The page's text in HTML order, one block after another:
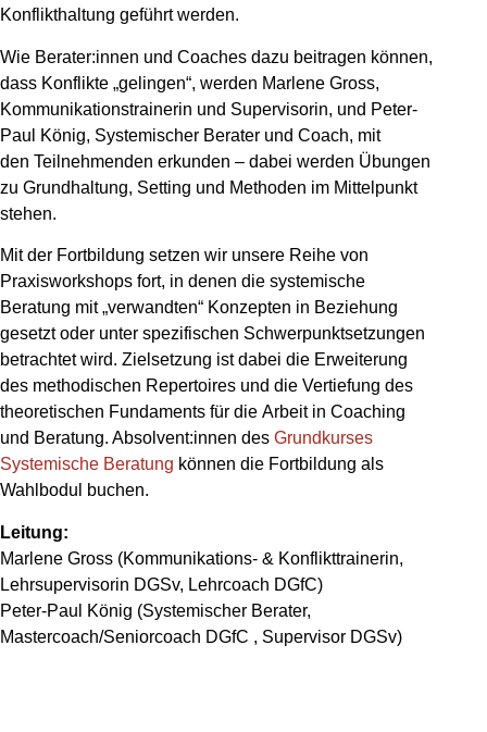
Konflikthaltung geführt werden.
Wie Berater:innen und Coaches dazu beitragen können,
dass Konflikte „gelingen“, werden Marlene Gross,
Kommunikationstrainerin und Supervisorin, und Peter-
Paul König, Systemischer Berater und Coach, mit
den Teilnehmenden erkunden – dabei werden Übungen
zu Grundhaltung, Setting und Methoden im Mittelpunkt
stehen.
Mit der Fortbildung setzen wir unsere Reihe von
Praxisworkshops fort, in denen die systemische
Beratung mit „verwandten“ Konzepten in Beziehung
gesetzt oder unter spezifischen Schwerpunktsetzungen
betrachtet wird. Zielsetzung ist dabei die Erweiterung
des methodischen Repertoires und die Vertiefung des
theoretischen Fundaments für die Arbeit in Coaching
und Beratung. Absolvent:innen des Grundkurses
Systemische Beratung können die Fortbildung als
Wahlbodul buchen.
Leitung:
Marlene Gross (Kommunikations- & Konflikttrainerin,
Lehrsupervisorin DGSv, Lehrcoach DGfC)
Peter-Paul König (Systemischer Berater,
Mastercoach/Seniorcoach DGfC , Supervisor DGSv)